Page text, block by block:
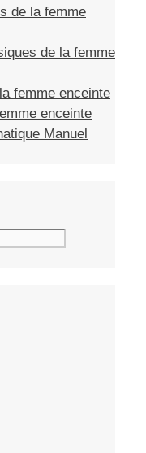
de la femme
de la femme
femme enceinte
enceinte
Manuel